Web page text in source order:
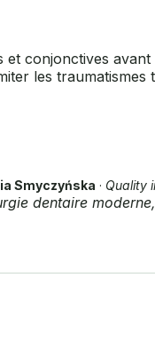
conjonctives
les
Smyczyńska · Quality
dentaire